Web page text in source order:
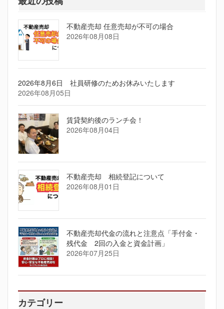
不動産売却 任意売却が不可の場合
2026年08月08日
2026年8月6日 社員研修のためお休みいたします
2026年08月05日
賃貸契約後のランチ会！
2026年08月04日
不動産売却 相続登記について
2026年08月01日
不動産売却代金の流れと注意点「手付金・
残代金 2回の入金と資金計画」
2026年07月25日
カテゴリー